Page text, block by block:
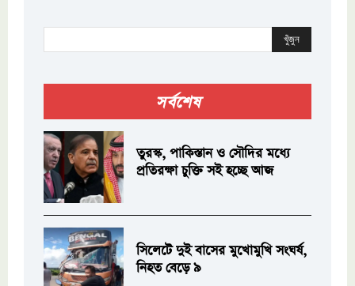
খুঁজুন
সর্বশেষ
তুরস্ক, পাকিস্তান ও সৌদির মধ্যে
প্রতিরক্ষা চুক্তি সই হচ্ছে আজ
সিলেটে দুই বাসের মুখোমুখি সংঘর্ষ,
নিহত বেড়ে ৯